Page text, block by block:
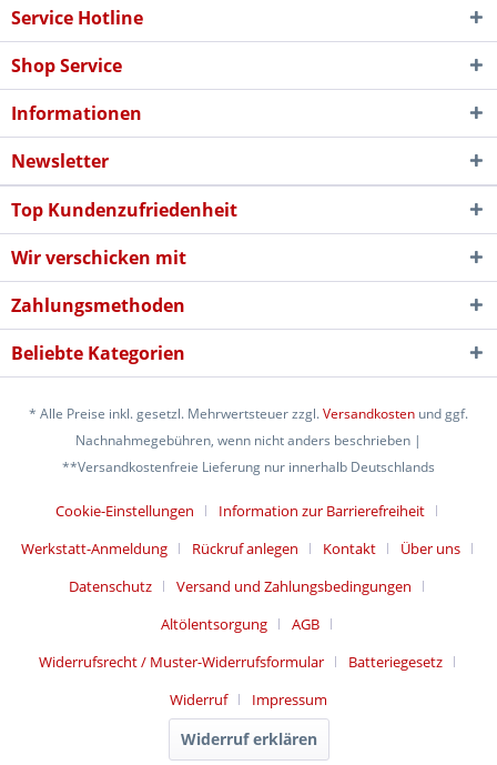
Service Hotline
Shop Service
Informationen
Newsletter
Top Kundenzufriedenheit
Wir verschicken mit
Zahlungsmethoden
Beliebte Kategorien
* Alle Preise inkl. gesetzl. Mehrwertsteuer zzgl.Versandkosten und ggf.
Nachnahmegebühren, wenn nicht anders beschrieben |
**Versandkostenfreie Lieferung nur innerhalb Deutschlands
Cookie-Einstellungen
Information zur Barrierefreiheit
Werkstatt-Anmeldung
Rückruf anlegen Kontakt
Über uns
Datenschutz
Versand und Zahlungsbedingungen
Altölentsorgung
AGB
Widerrufsrecht / Muster-Widerrufsformular
Batteriegesetz
Widerruf
Impressum
Widerruf erklären